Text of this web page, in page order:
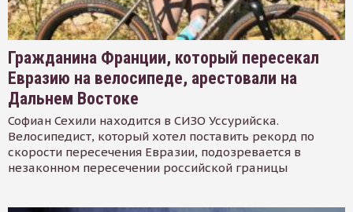
Гражданина Франции, который пересекал
Евразию на велосипеде, арестовали на
Дальнем Востоке
Софиан Сехили находится в СИЗО Уссурийска.
Велосипедист, который хотел поставить рекорд по
скорости пересечения Евразии, подозревается в
незаконном пересечении российской границы